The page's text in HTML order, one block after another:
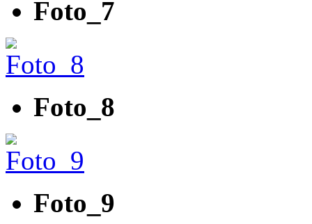
Foto_7
Foto_8
Foto_9